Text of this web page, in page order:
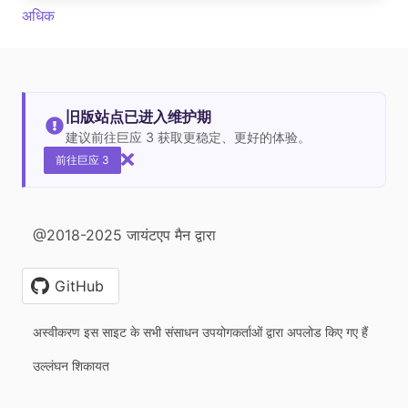
अधिक
旧版站点已进入维护期
建议前往巨应 3 获取更稳定、更好的体验。
前往巨应 3
@2018-2025 जायंटएप मैन द्वारा
GitHub
अस्वीकरण इस साइट के सभी संसाधन उपयोगकर्ताओं द्वारा अपलोड किए गए हैं
उल्लंघन शिकायत